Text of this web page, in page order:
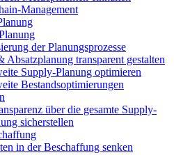
Management
der Planungsprozesse
Absatzplanung transparent gestalten
Supply-Planung optimieren
Bestandsoptimierungen
über die gesamte Supply-
sicherstellen
in der Beschaffung senken